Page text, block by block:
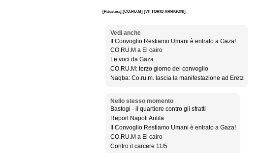
[Palestina] [CO.RU.M] [VITTORIO ARRIGONI]
Vedi anche
Il Convoglio Restiamo Umani è entrato a Gaza!
CO.RU.M a El cairo
Le voci da Gaza
CO.RU.M: terzo giorno del convoglio
Naqba: Co.ru.m. lascia la manifestazione ad Eretz
Nello stesso momento
Bastogi - il quartiere contro gli sfratti
Report Napoli Antifa
Il Convoglio Restiamo Umani è entrato a Gaza!
CO.RU.M a El cairo
Contro il carcere 11/5